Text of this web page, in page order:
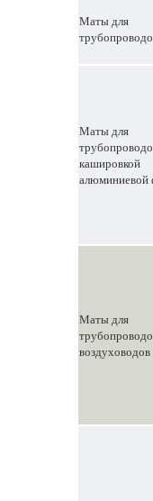
Маты для
Маты для
кашировкой
алюминиевой
Маты для
воздуховодов